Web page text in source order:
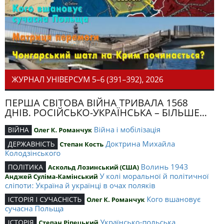
ЖУРНАЛ УНІВЕРСУМ 5–6 (391–392), 2026
ПЕРША СВІТОВА ВІЙНА ТРИВАЛА 1568
ДНІВ. РОСІЙСЬКО-УКРАЇНСЬКА – БІЛЬШЕ...
ВІЙНА Олег К. Романчук Війна і мобілізація
ДЕРЖАВНІСТЬ Степан Кость Доктрина Михайла
Колодзінського
ПОЛІТИКА Аскольд Лозинський (США) Волинь 1943
Анджей Суліма-Камінський У колі моральної й політичної
сліпоти: Україна й українці в очах поляків
ІСТОРІЯ І СУЧАСНІСТЬ Олег К. Романчук Кого вшановує
сучасна Польща
Українсько-польська